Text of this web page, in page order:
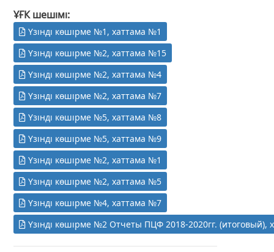
ҰҒК шешімі
Үзінді көшірме №1, хаттама №1
Үзінді көшірме №2, хаттама №15
Үзінді көшірме №2, хаттама №4
Үзінді көшірме №2, хаттама №7
Үзінді көшірме №5, хаттама №8
Үзінді көшірме №5, хаттама №9
Үзінді көшірме №2, хаттама №1
Үзінді көшірме №2, хаттама №5
Үзінді көшірме №4, хаттама №7
Үзінді көшірме №2 Отчеты ПЦФ 2018-2020гг. (итоговый),